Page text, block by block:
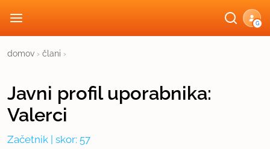
G
domov › člani ›
Javni profiluporabnika:
Valerci
Začetnik | skor: 57